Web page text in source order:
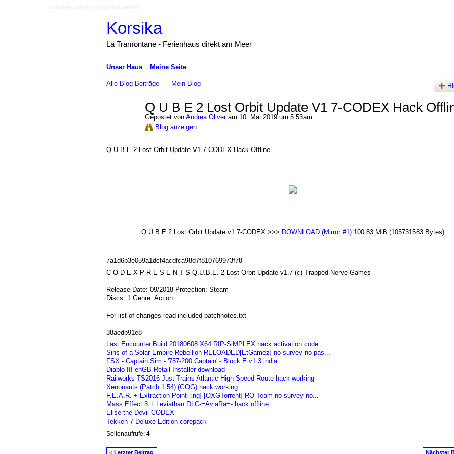
Korsika
La Tramontane - Ferienhaus direkt am Meer
Unser Haus Meine Seite
Alle Blog-Beiträge Mein Blog
Q U B E 2 Lost Orbit Update V1 7-CODEX Hack
Gepostet von Andrea Oliveram 10. Mai 2019 um 5:53am
Blog anzeigen
Q U B E 2 Lost Orbit Update V1 7-CODEX Hack Offline
Q U B E 2 Lost Orbit Update v1 7-CODEX >>> DOWNLOAD (Mirror #1) 100.83 MiB (105731583 Bytes)
7a1d6b3e059a1dcf4acdfca98d7f810769973f78
C O D E X P R E S E N T S Q.U.B.E. 2 Lost Orbit Update v1.7 (c) Trapped Nerve Games
Release Date: 09/2018 Protection: Steam
Discs: 1 Genre: Action
For list of changes read included patchnotes.txt
38aedb91e8
Last.Encounter.Build.20180608.X64.RIP-SiMPLEX hack activation code
Sins of a Solar Empire Rebellion-RELOADED[EtGamez] no survey no pas...
FSX - Captain Sim - '757-200 Captain' - Block E v1.3 india
Diablo III enGB Retail Installer download
Railworks TS2016 Just Trains Atlantic High Speed Route hack working
Xenonauts (Patch 1.54) (GOG) hack working
F.E.A.R. + Extraction Point [ing] [OXGTorrent] RO-Team no survey no...
Mass Effect 3 + Leviathan DLC-=AviaRa=- hack offline
Elise the Devil CODEX
Tekken 7 Deluxe Edition corepack
Seitenaufrufe: 4
< Letzter Beitrag Nächster